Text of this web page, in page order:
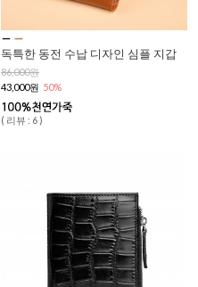
독특한 동전 수납 디자인 심플 지갑
86,000원
43,000원 50%
( 리뷰 : 6 )